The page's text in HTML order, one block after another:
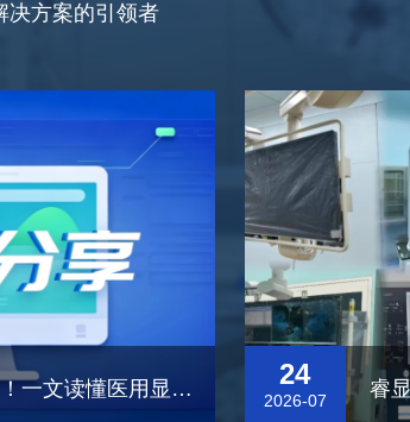
决方案的引领者
高亮度≠高精准！一文读懂医用显示器亮度「标准」 24
2026-07